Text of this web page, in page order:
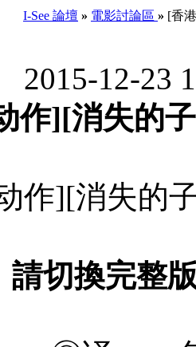
I-See 論壇 » 電影討論區 » [香
2015-12-23
作][消失的
作][消失的
請切換完整